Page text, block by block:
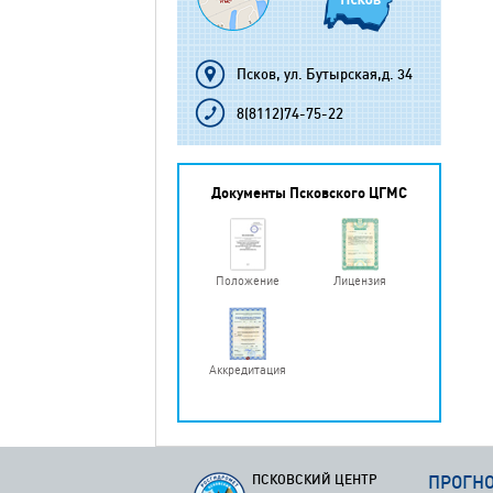
Псков, ул. Бутырская,д. 34
8(8112)74-75-22
Документы Псковского ЦГМС
Положение Лицензия
Аккредитация
ПСКОВСКИЙ ЦЕНТР